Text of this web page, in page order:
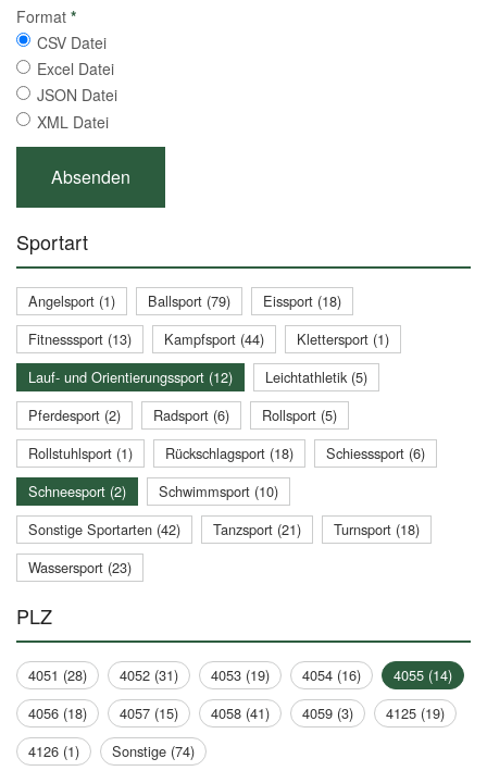
Format *
CSV Datei
Excel Datei
JSON Datei
XML Datei
Sportart
Angelsport (1) Ballsport (79)
Eissport (18)
Fitnesssport (13)
Kampfsport (44)
Klettersport (1)
Lauf- und Orientierungssport (12)
Leichtathletik (5)
Pferdesport (2)
Radsport (6)
Rollsport (5)
Rollstuhlsport (1)
Rückschlagsport (18)
Schiesssport (6)
Schneesport (2)
Schwimmsport (10)
Sonstige Sportarten (42)
Tanzsport (21)
Turnsport (18)
Wassersport (23)
PLZ
4051 (28) 4052 (31) 4053 (19) 4054 (16)
4055 (14)
4056 (18)
4057 (15) 4058 (41) 4059 (3)
4125 (19)
4126 (1)
Sonstige (74)